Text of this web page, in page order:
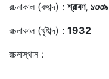
রচনাকাল (বঙ্গাব্দ) :শ্রাবণ, ১৩৩৯
রচনাকাল (খৃষ্টাব্দ) : 1932
রচনাস্থান :